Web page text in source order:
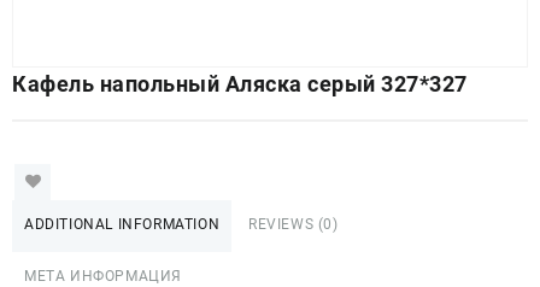
Кафель напольный Аляска серый 327*327
ADDITIONAL INFORMATION REVIEWS (0)
МЕТА ИНФОРМАЦИЯ